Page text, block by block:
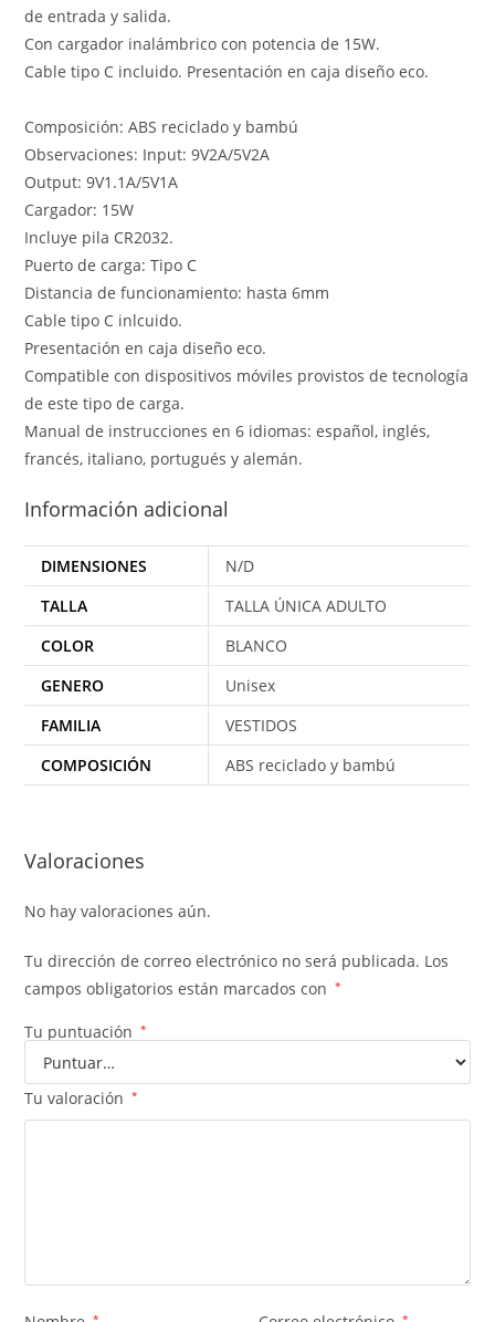
de entrada y salida.
Con cargador inalámbrico con potencia de 15W.
Cable tipo C incluido. Presentación en caja diseño eco.
Composición: ABS reciclado y bambú
Observaciones: Input: 9V2A/5V2A
Output: 9V1.1A/5V1A
Cargador: 15W
Incluye pila CR2032.
Puerto de carga: Tipo C
Distancia de funcionamiento: hasta 6mm
Cable tipo C inlcuido.
Presentación en caja diseño eco.
Compatible con dispositivos móviles provistos de tecnología
de este tipo de carga.
Manual de instrucciones en 6 idiomas: español, inglés,
francés, italiano, portugués y alemán.
Información adicional
DIMENSIONES
N/D
TALLA
TALLA ÚNICA ADULTO
COLOR
BLANCO
GENERO
Unisex
FAMILIA
VESTIDOS
COMPOSICIÓN
ABS reciclado y bambú
Valoraciones
No hay valoraciones aún.
Tu dirección de correo electrónico no será publicada. Los
campos obligatorios están marcados con
*
Tu puntuación *
Tu valoración *